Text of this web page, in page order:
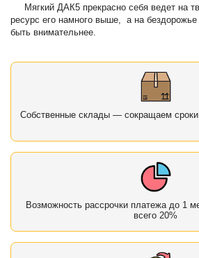
Мягкий ДАК5 прекрасно себя ведет на
ресурс его намного выше, а на
быть внимательнее.
Собственные склады — сокращаем
Возможность рассрочки платежа до 1
всего 20%